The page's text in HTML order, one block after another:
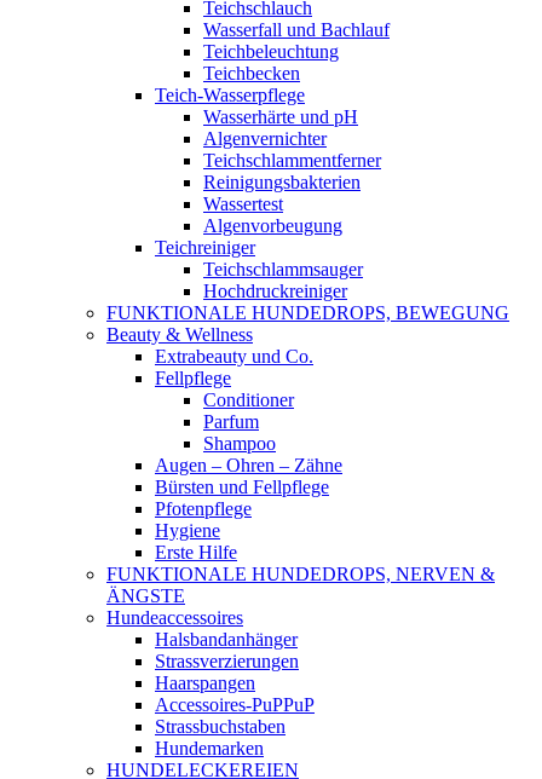
Teichschlauch
Wasserfall und Bachlauf
Teichbeleuchtung
Teichbecken
Teich-Wasserpflege
Wasserhärte und pH
Algenvernichter
Teichschlammentferner
Reinigungsbakterien
Wassertest
Algenvorbeugung
Teichreiniger
Teichschlammsauger
Hochdruckreiniger
FUNKTIONALE HUNDEDROPS, BEWEGUNG
Beauty & Wellness
Extrabeauty und Co.
Fellpflege
Conditioner
Parfum
Shampoo
Augen – Ohren – Zähne
Bürsten und Fellpflege
Pfotenpflege
Hygiene
Erste Hilfe
FUNKTIONALE HUNDEDROPS, NERVEN &
ÄNGSTE
Hundeaccessoires
Halsbandanhänger
Strassverzierungen
Haarspangen
Accessoires-PuPPuP
Strassbuchstaben
Hundemarken
HUNDELECKEREIEN